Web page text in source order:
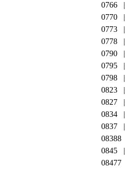
0766
0770
0773
0778
0790
0795
0798
0823
0827
0834
0837
08388
0845
08477